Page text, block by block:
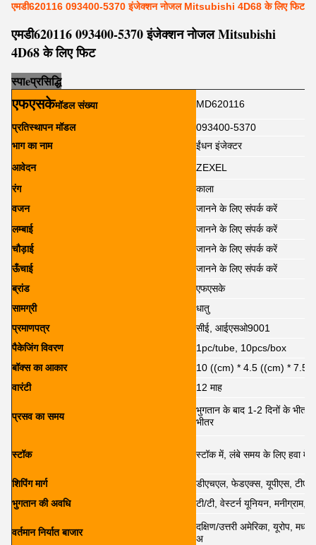
एमडी620116 093400-5370 इंजेक्शन नोजल Mitsubishi 4D68 के लिए फिट
एमडी620116 093400-5370 इंजेक्शन नोजल Mitsubishi
4D68 के लिए फिट
स्पाeप्रसिद्धि
एफएसकेमॉडल संख्या MD620116
प्रतिस्थापन मॉडल
093400-5370
भाग का नाम
ईंधन इंजेक्टर
आवेदन
ZEXEL
रंग
काला
वजन
जानने के लिए संपर्क करें
लम्बाई
जानने के लिए संपर्क करें
चौड़ाई
जानने के लिए संपर्क करें
ऊँचाई
जानने के लिए संपर्क करें
ब्रांड
एफएसके
सामग्री
धातु
प्रमाणपत्र
सीई, आईएसओ9001
पैकेजिंग विवरण
1pc/tube, 10pcs/box
बॉक्स का आकार
10 ((cm) * 4.5 ((cm) * 7.5
वारंटी
12 माह
प्रसव का समय
भुगतान के बाद 1-2 दिनों के
भीतर
स्टॉक स्टॉक में, लंबे समय के लिए हवा में
शिपिंग मार्ग
डीएचएल, फेडएक्स, यूपीएस,
भुगतान की अवधि
टी/टी, वेस्टर्न यूनियन, मनीग्राम,
वर्तमान निर्यात बाजार
दक्षिण/उत्तरी अमेरिका, यूरोप,
अ